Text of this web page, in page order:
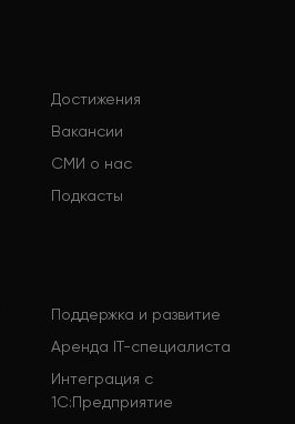
Достижения
Вакансии
СМИ о нас
Подкасты
Поддержка и развитие
Аренда IT-специалиста
Интеграция с
1С:Предприятие